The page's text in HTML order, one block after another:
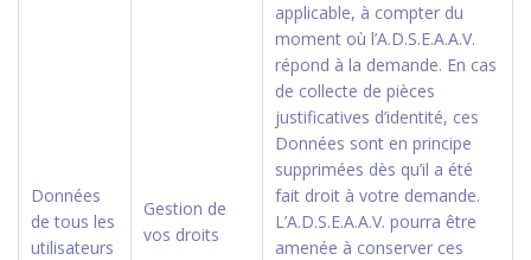
Données
de tous les
utilisateurs
Gestion de
vos droits
applicable, à compter du
moment où l’A.D.S.E.A.A.V.
répond à la demande. En cas
de collecte de pièces
justificatives d’identité, ces
Données sont en principe
supprimées dès qu’il a été
fait droit à votre demande.
L’A.D.S.E.A.A.V. pourra être
amenée à conserver ces